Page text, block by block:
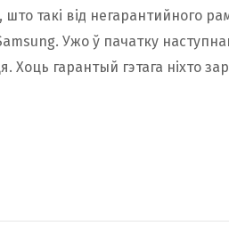
што такі від негарантийного
Ужо ў пачатку
Хоць гарантый гэтага ніхто